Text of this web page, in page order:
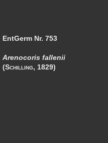
EntGerm Nr. 753
Arenocoris fallenii
(Schilling, 1829)